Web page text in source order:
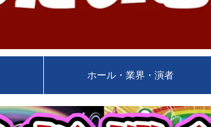
ホール・業界・演者